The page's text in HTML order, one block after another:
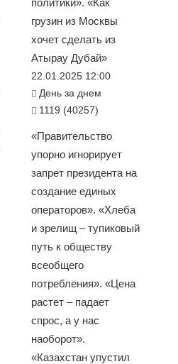
грузин из Москвы
хочет сделать из
Атырау Дубай»
22.01.2025 12:00
День за днем
1119 (40257)
«Правительство
упорно игнорирует
запрет президента на
создание единых
операторов». «Хлеба
и зрелищ – тупиковый
путь к обществу
всеобщего
потребления». «Цена
растет – падает
спрос, а у нас
наоборот».
«Казахстан упустил